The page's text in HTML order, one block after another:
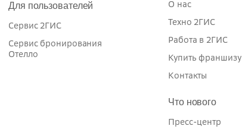
О нас
Техно 2ГИС
Работа в 2ГИС
Купить франшизу
Контакты
Пресс-центр
Что нового
Сервис 2ГИС
Сервис бронирования
Отелло
Для пользователей